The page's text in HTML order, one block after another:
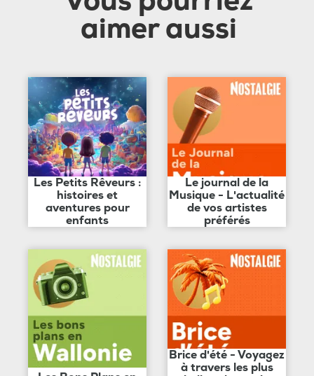
aimer aussi
Les Petits Rêveurs :
histoires et
aventures pour
enfants
Le journal de la
Musique - L'actualité
de vos artistes
préférés
Brice d'été - Voyagez
à travers les plus